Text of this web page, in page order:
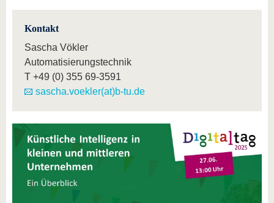
Kontakt
Sascha Vökler
Automatisierungstechnik
T +49 (0) 355 69-3591
sascha.voekler(at)b-tu.de